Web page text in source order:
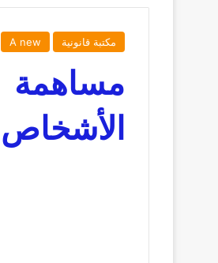
مكتبة قانونية A new
مساهمة
الأشخاص